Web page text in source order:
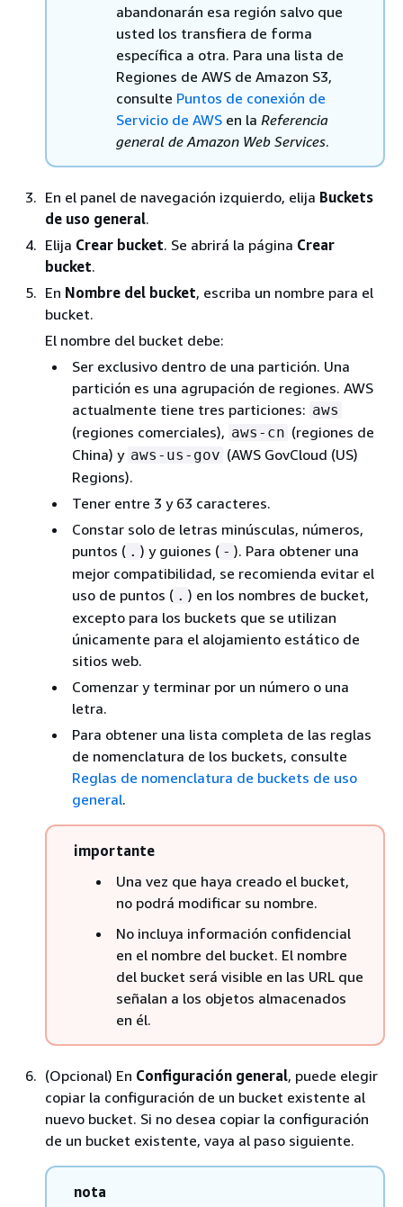
abandonarán esa región salvo que
usted los transfiera de forma
específica a otra. Para una lista de
Regiones de AWS de Amazon S3,
consulte Puntos de conexión de
Servicio de AWS en la Referencia
general de Amazon Web Services.
En el panel de navegación izquierdo, elija Buckets
de uso general.
Elija Crear bucket. Se abrirá la página Crear
bucket.
En Nombre del bucket, escriba un nombre para el
bucket.
El nombre del bucket debe:
Ser exclusivo dentro de una partición. Una
partición es una agrupación de regiones. AWS
actualmente tiene tres particiones: aws
(regiones comerciales), aws-cn (regiones de
China) y aws-us-gov (AWS GovCloud (US)
Regions).
Tener entre 3 y 63 caracteres.
Constar solo de letras minúsculas, números,
puntos ( . ) y guiones ( - ). Para obtener una
mejor compatibilidad, se recomienda evitar el
uso de puntos ( . ) en los nombres de bucket,
excepto para los buckets que se utilizan
únicamente para el alojamiento estático de
sitios web.
Comenzar y terminar por un número o una
letra.
Para obtener una lista completa de las reglas
de nomenclatura de los buckets, consulte
Reglas de nomenclatura de buckets de uso
general.
importante
Una vez que haya creado el bucket,
no podrá modificar su nombre.
No incluya información confidencial
en el nombre del bucket. El nombre
del bucket será visible en las URL que
señalan a los objetos almacenados
en él.
(Opcional) En Configuración general, puede elegir
copiar la configuración de un bucket existente al
nuevo bucket. Si no desea copiar la configuración
de un bucket existente, vaya al paso siguiente.
nota